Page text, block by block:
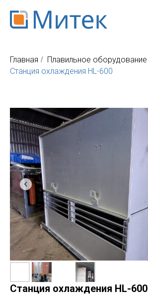
Главная / Плавильное оборудование
Станция охлаждения HL-600
Станция охлаждения HL-600